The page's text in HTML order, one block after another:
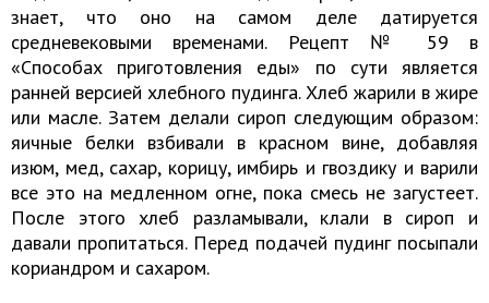
знает, что оно на самом деле датируется
средневековыми временами. Рецепт № 59 в
«Способах приготовления еды» по сути является
ранней версией хлебного пудинга. Хлеб жарили в жире
или масле. Затем делали сироп следующим образом:
яичные белки взбивали в красном вине, добавляя
изюм, мед, сахар, корицу, имбирь и гвоздику и варили
все это на медленном огне, пока смесь не загустеет.
После этого хлеб разламывали, клали в сироп и
давали пропитаться. Перед подачей пудинг посыпали
кориандром и сахаром.